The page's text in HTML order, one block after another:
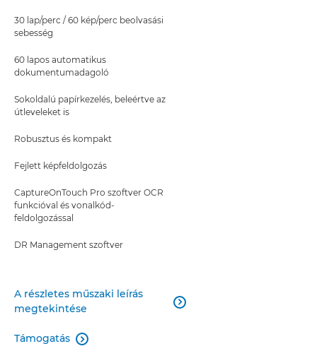
30 lap/perc / 60 kép/perc beolvasási
sebesség
60 lapos automatikus
dokumentumadagoló
Sokoldalú papírkezelés, beleértve az
útleveleket is
Robusztus és kompakt
Fejlett képfeldolgozás
CaptureOnTouch Pro szoftver OCR
funkcióval és vonalkód-
feldolgozással
DR Management szoftver
A részletes műszaki leírás
megtekintése

Támogatás 